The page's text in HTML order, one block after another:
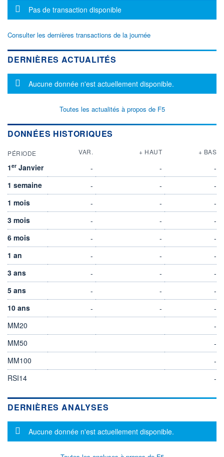
Message d'information
Pas de transaction disponible
Consulter les dernières transactions de la journée
DERNIÈRES ACTUALITÉS
Message d'information
Aucune donnée n'est actuellement disponible.
Toutes les actualités à propos de F5
DONNÉES HISTORIQUES
PÉRIODE VAR. + HAUT + BAS
1er Janvier - -
-
1 semaine
- -
-
1 mois
- -
-
3 mois
- -
-
6 mois
- -
-
1 an
- -
-
3 ans
- -
-
5 ans
- -
-
10 ans
- -
-
MM20
-
MM50
-
MM100
-
RSI14
-
DERNIÈRES ANALYSES
Message d'information
Aucune donnée n'est actuellement disponible.